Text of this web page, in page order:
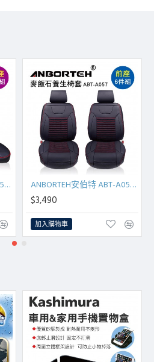
ANBORTEH安伯特 ABT-A055 冰絲透氣椅套(後座9件組) ANBORTEH安伯特 ABT-A057 麥飯石養生椅套(前座6件組)
$3,490
加入購物車